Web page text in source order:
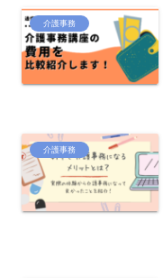
介護事務
介護事務